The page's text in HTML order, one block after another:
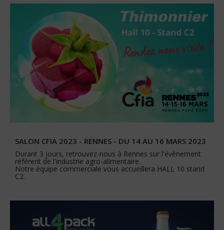
SALON CFIA 2023 - RENNES - DU 14 AU 16 MARS 2023
Durant 3 jours, retrouvez-nous à Rennes sur l'évènement
référent de l'industrie agro-alimentaire.
Notre équipe commerciale vous accueillera HALL 10 stand
C2.